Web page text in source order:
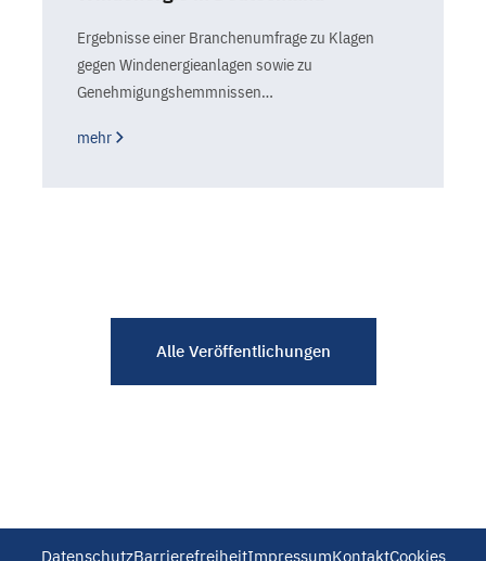
Ergebnisse einer Branchenumfrage zu Klagen
gegen Windenergieanlagen sowie zu
Genehmigungshemmnissen…
mehr
Alle Veröffentlichungen
DatenschutzBarrierefreiheitImpressumKontaktCookies